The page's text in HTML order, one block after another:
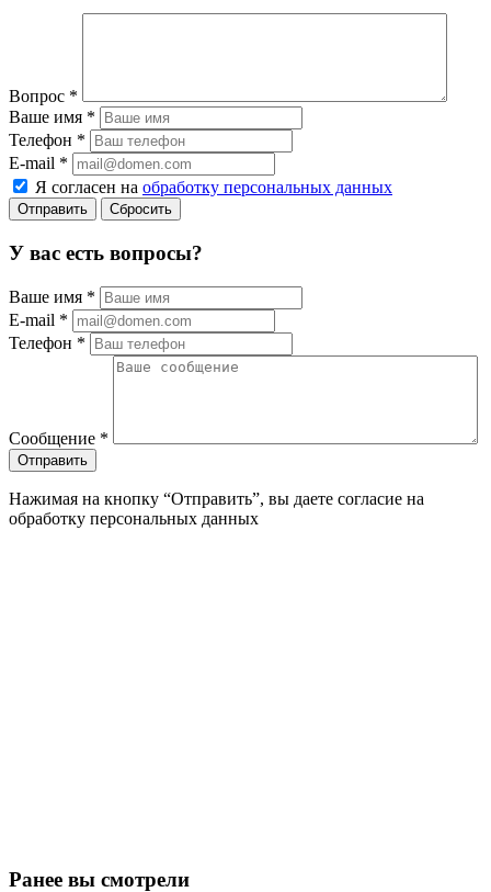
Вопрос *
Ваше имя *
Телефон *
E-mail *
Я согласен на обработку персональных данных
Сбросить
У вас есть вопросы?
Ваше имя *
E-mail *
Телефон *
Сообщение *
Нажимая на кнопку “Отправить”, вы даете согласие на
обработку персональных данных
Ранее вы смотрели